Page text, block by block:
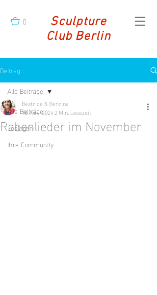
0
Sculpture
Club Berlin
Beitrag
Alle Beiträge
Loslegen
Ihre Community
Alle Beiträge
Rabenlieder im November
Beatrice & Benzina
18. Nov. 20242 Min. Lesezeit